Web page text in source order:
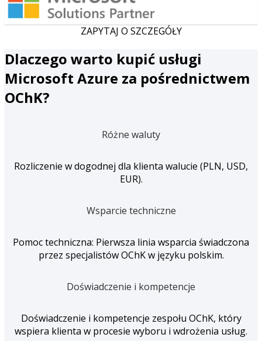
ZAPYTAJ O SZCZEGÓŁY
Dlaczego warto kupić usługi
Microsoft Azure za pośrednictwem
OChK?
Różne waluty
Rozliczenie w dogodnej dla klienta walucie (PLN, USD,
EUR).
Wsparcie techniczne
Pomoc techniczna: Pierwsza linia wsparcia świadczona
przez specjalistów OChK w języku polskim.
Doświadczenie i kompetencje
Doświadczenie i kompetencje zespołu OChK, który
wspiera klienta w procesie wyboru i wdrożenia usług.